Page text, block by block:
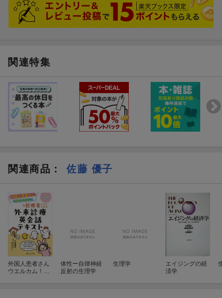
関連特集
関連商品 ： 佐藤 優子
外国人患者さん
ウエルカム！な
体性ー自律神経
反射の生理学
生理学
エイジングの経
済学